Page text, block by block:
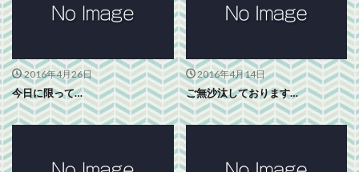
2016年4月26日
今日に限って…
2016年4月14日
ご無沙汰しております…